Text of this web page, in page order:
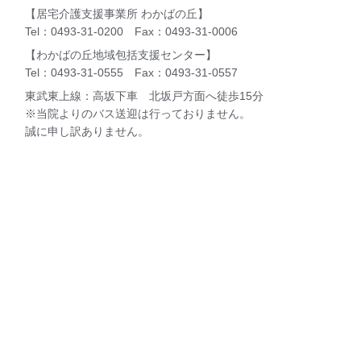
【居宅介護支援事業所 わかばの丘】
Tel：0493-31-0200 Fax：0493-31-0006
【わかばの丘地域包括支援センター】
Tel：0493-31-0555 Fax：0493-31-0557
東武東上線：高坂下車 北坂戸方面へ徒歩15分
※当院よりのバス送迎は行っておりません。
誠に申し訳ありません。